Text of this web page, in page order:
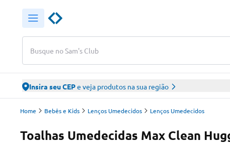
Busque no Sam's Club
Insira seu CEPe veja produtos na sua região
Home Bebês e Kids Lenços Umedecidos Lenços Umedecidos
Toalhas Umedecidas Max Clean